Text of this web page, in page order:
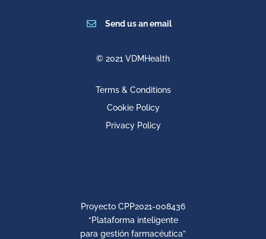
 Send us an email
© 2021 VDMHealth
Terms & Conditions
Cookie Policy
Privacy Policy
Proyecto CPP2021-008436
“Plataforma inteligente
para gestión farmacéutica”